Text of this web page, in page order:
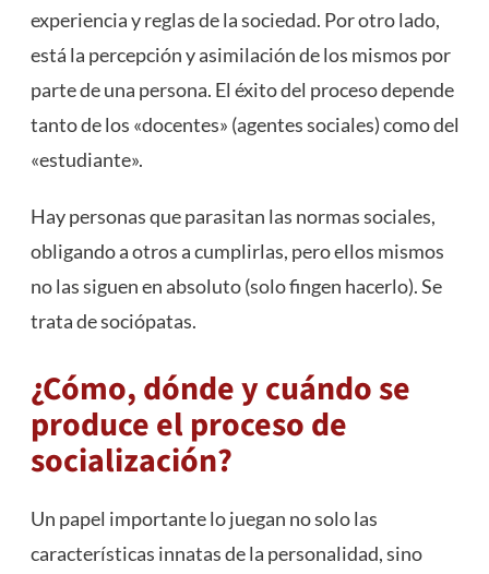
experiencia y reglas de la sociedad. Por otro lado,
está la percepción y asimilación de los mismos por
parte de una persona. El éxito del proceso depende
tanto de los «docentes» (agentes sociales) como del
«estudiante».
Hay personas que parasitan las normas sociales,
obligando a otros a cumplirlas, pero ellos mismos
no las siguen en absoluto (solo fingen hacerlo). Se
trata de sociópatas.
¿Cómo, dónde y cuándo se
produce el proceso de
socialización?
Un papel importante lo juegan no solo las
características innatas de la personalidad, sino